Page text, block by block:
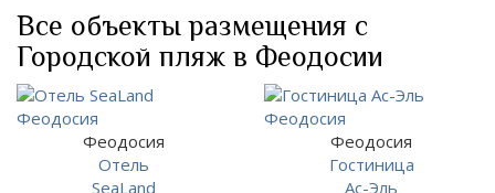
Все объекты размещения с
Городской пляж в Феодосии
Феодосия
Отель
SeaLand
Феодосия
Гостиница
Ас-Эль